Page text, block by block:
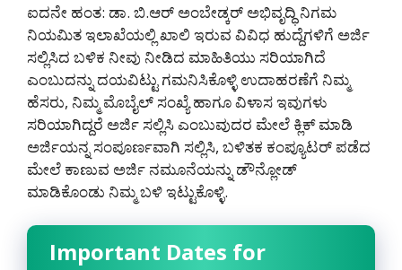
ಐದನೇ ಹಂತ: ಡಾ. ಬಿ.ಆರ್ ಅಂಬೇಡ್ಕರ್ ಅಭಿವೃದ್ಧಿ ನಿಗಮ
ನಿಯಮಿತ ಇಲಾಖೆಯಲ್ಲಿ ಖಾಲಿ ಇರುವ ವಿವಿಧ ಹುದ್ದೆಗಳಿಗೆ ಅರ್ಜಿ
ಸಲ್ಲಿಸಿದ ಬಳಿಕ ನೀವು ನೀಡಿದ ಮಾಹಿತಿಯು ಸರಿಯಾಗಿದೆ
ಎಂಬುದನ್ನು ದಯವಿಟ್ಟು ಗಮನಿಸಿಕೊಳ್ಳಿ ಉದಾಹರಣೆಗೆ ನಿಮ್ಮ
ಹೆಸರು, ನಿಮ್ಮ ಮೊಬೈಲ್ ಸಂಖ್ಯೆ ಹಾಗೂ ವಿಳಾಸ ಇವುಗಳು
ಸರಿಯಾಗಿದ್ದರೆ ಅರ್ಜಿ ಸಲ್ಲಿಸಿ ಎಂಬುವುದರ ಮೇಲೆ ಕ್ಲಿಕ್ ಮಾಡಿ
ಅರ್ಜಿಯನ್ನ ಸಂಪೂರ್ಣವಾಗಿ ಸಲ್ಲಿಸಿ, ಬಳಿತಕ ಕಂಪ್ಯೂಟರ್ ಪಡೆದ
ಮೇಲೆ ಕಾಣುವ ಅರ್ಜಿ ನಮೂನೆಯನ್ನು ಡೌನ್ಲೋಡ್
ಮಾಡಿಕೊಂಡು ನಿಮ್ಮ ಬಳಿ ಇಟ್ಟುಕೊಳ್ಳಿ.
Important Dates for